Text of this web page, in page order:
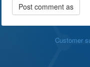
Customer